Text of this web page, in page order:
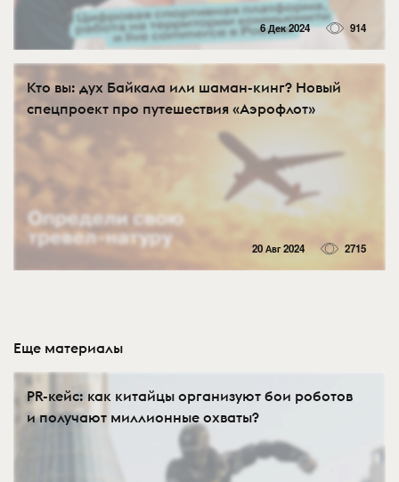
6 Дек 2024 914
Кто вы: дух Байкала или шаман-кинг? Новый
спецпроект про путешествия «Аэрофлот»
20 Авг 2024 2715
Еще материалы
PR-кейс: как китайцы организуют бои роботов
и получают миллионные охваты?